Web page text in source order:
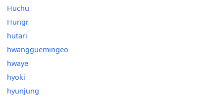
Huchu
Hungr
hutari
hwangguemingeo
hwaye
hyoki
hyunjung